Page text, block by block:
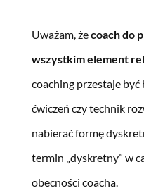
Uważam, żecoach do
wszystkim element
coaching przestaje
ćwiczeń czy technik
nabierać formę
termin „dyskretny” w
obecności coacha.